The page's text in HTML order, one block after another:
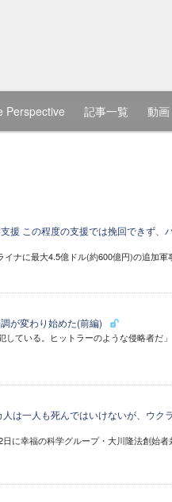
Perspective 記事一覧 動
援 この程度の支援では挽回できず、
ナに最大4.5億ドル(約600億円)の追加軍
が変わり始めた(前編)
している。ヒットラーのような侵略者だ」
は一人も死んではいけないが、ウク
に幸福の科学グループ・大川隆法創始